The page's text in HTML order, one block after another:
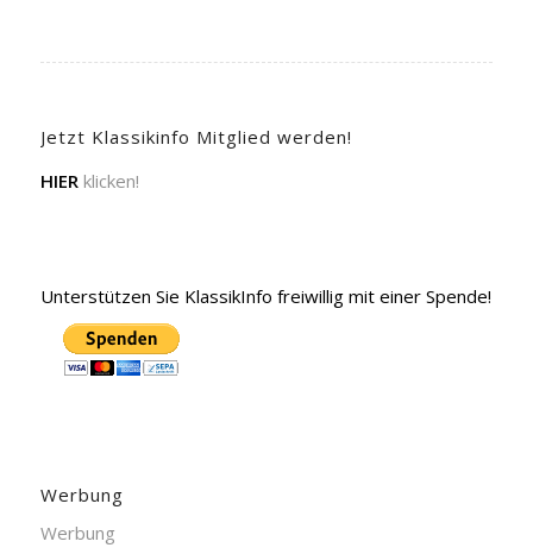
Jetzt Klassikinfo Mitglied werden!
HIER klicken!
Unterstützen Sie KlassikInfo freiwillig mit einer Spende!
Werbung
Werbung